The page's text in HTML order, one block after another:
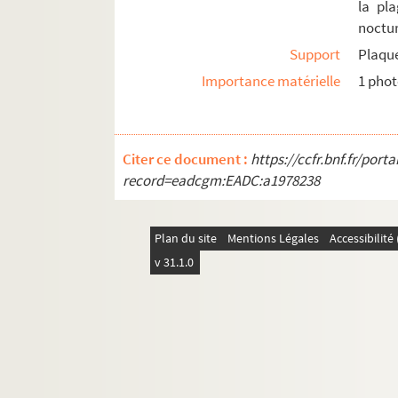
GM 464. Rome. La colonnade de Saint-
GM 465. Moïse par Michel Ange
GM 466. Rome. Dans les quartiers
GM 469. Rome. Forum. Ruines du
GM 470. Rome, château Saint-Ange et
GM 471. Pise, la tour penchée et le dôme
GM 472. Temple de Neptune à
la
Support
Importance matérielle
1
Citer ce document : https://ccfr.bnf.fr/
record=eadcgm:EADC:a1978238
Plan du site Mentions Légales
v 31.1.0